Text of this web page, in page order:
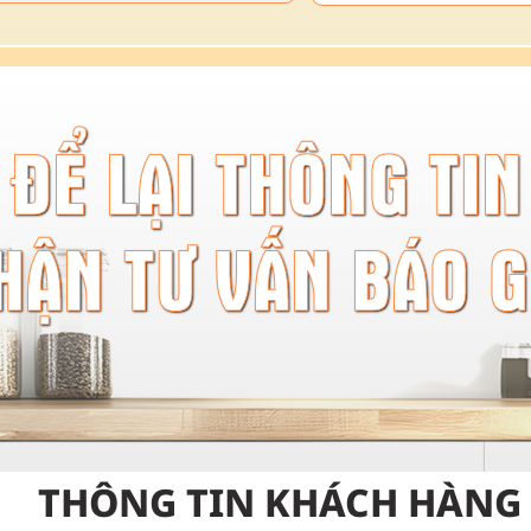
ĐỂ LẠI THÔNG TIN
TƯ VẤN BÁO
THÔNG TIN KHÁCH HÀNG